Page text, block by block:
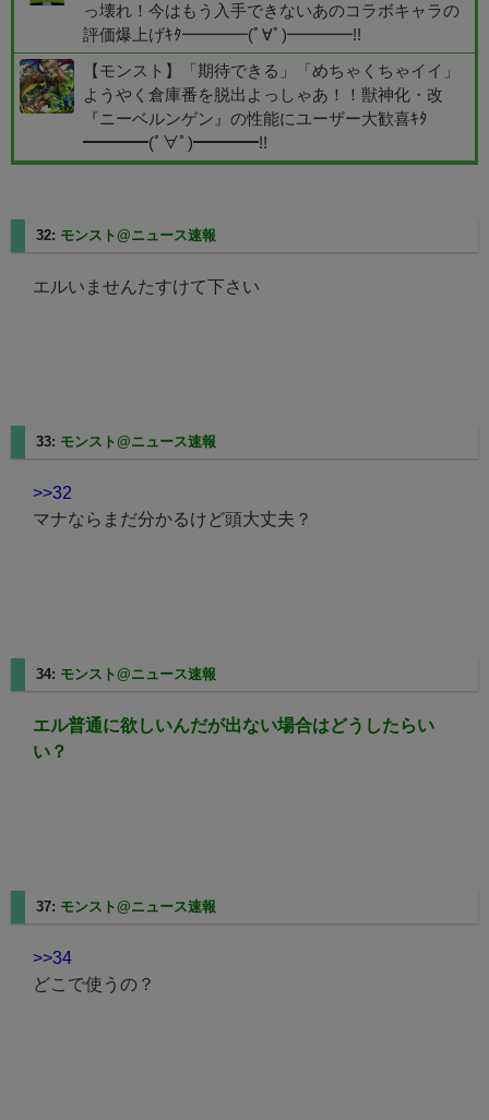
っ壊れ！今はもう入手できないあのコラボキャラの
評価爆上げｷﾀ━━━━(ﾟ∀ﾟ)━━━━!!
【モンスト】「期待できる」「めちゃくちゃイイ」
ようやく倉庫番を脱出よっしゃあ！！獣神化・改
『ニーベルンゲン』の性能にユーザー大歓喜ｷﾀ
━━━━(ﾟ∀ﾟ)━━━━!!
32: モンスト@ニュース速報
エルいませんたすけて下さい
33: モンスト@ニュース速報
>>32
マナならまだ分かるけど頭大丈夫？
34: モンスト@ニュース速報
エル普通に欲しいんだが出ない場合はどうしたらい
い？
37: モンスト@ニュース速報
>>34
どこで使うの？